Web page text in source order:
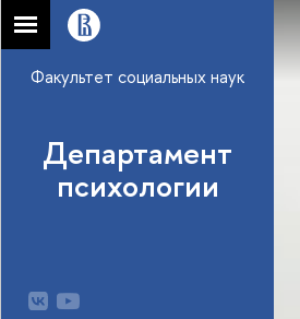
Факультет социальных наук
Департамент
психологии